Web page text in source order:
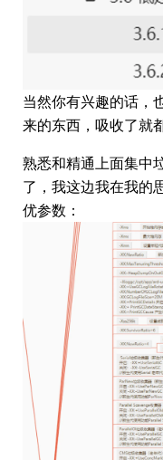
当然你有兴趣的话，
来的东西，吸收了就
熟悉和精通上面集中
了，我这边我在我的
优参数：